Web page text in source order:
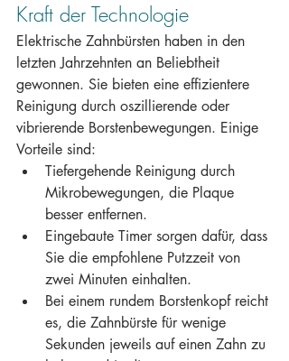
Kraft der Technologie
Elektrische Zahnbürsten haben in den
letzten Jahrzehnten an Beliebtheit
gewonnen. Sie bieten eine effizientere
Reinigung durch oszillierende oder
vibrierende Borstenbewegungen. Einige
Vorteile sind:
Tiefergehende Reinigung durch
Mikrobewegungen, die Plaque
besser entfernen.
Eingebaute Timer sorgen dafür, dass
Sie die empfohlene Putzzeit von
zwei Minuten einhalten.
Bei einem rundem Borstenkopf reicht
es, die Zahnbürste für wenige
Sekunden jeweils auf einen Zahn zu